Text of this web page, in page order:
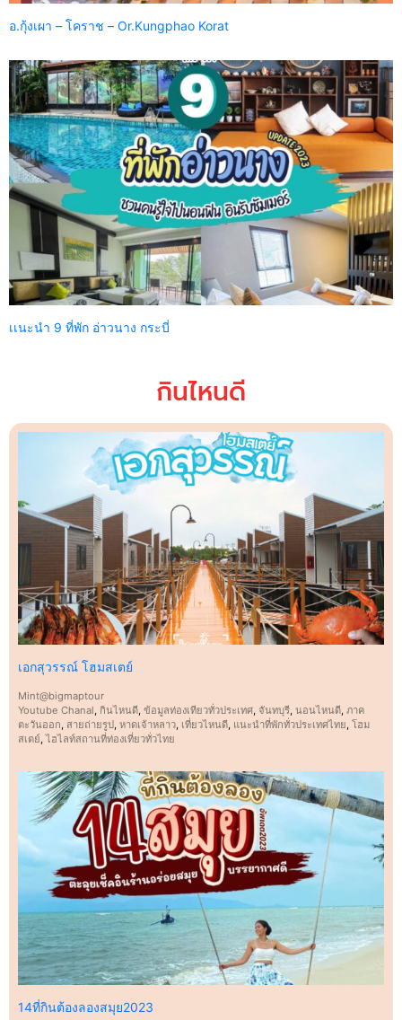
อ.กุ้งเผา – โคราช – Or.Kungphao Korat
เเนะนำ 9 ที่พัก อ่าวนาง กระบี่
กินไหนดี
เอกสุวรรณ์​ โฮมสเตย์
Mint@bigmaptour
Youtube Chanal, กินไหนดี, ข้อมูลท่องเทียวทั่วประเทศ, จันทบุรี, นอนไหนดี, ภาค
ตะวันออก, สายถ่ายรูป, หาดเจ้าหลาว, เที่ยวไหนดี, แนะนำที่พักทั่วประเทศไทย, โฮม
สเตย์,ไฮไลท์สถานที่ท่องเที่ยวทั่วไทย
14ที่กินต้องลองสมุย2023